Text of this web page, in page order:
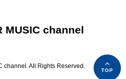
MUSIC channel
channel. All Rights Reserved.